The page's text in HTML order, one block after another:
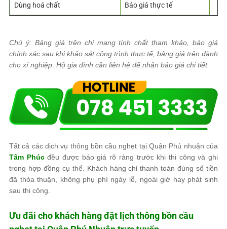
Dùng hoá chất Báo giá thực tế
Chú ý: Bảng giá trên chỉ mang tính chất tham khảo, báo giá
chính xác sau khi khảo sát công trình thực tế, bảng giá trên dành
cho xí nghiệp. Hộ gia đình cần liên hệ để nhận báo giá chi tiết.
Tất cả các dịch vụ thông bồn cầu nghẹt tại Quận Phú nhuận của
Tâm Phúcđều được báo giá rõ ràng trước khi thi công và ghi
trong hợp đồng cụ thể. Khách hàng chỉ thanh toán đúng số tiền
đã thỏa thuận, không phụ phí ngày lễ, ngoài giờ hay phát sinh
sau thi công.
Ưu đãi cho khách hàng đặt lịch thông bồn cầu